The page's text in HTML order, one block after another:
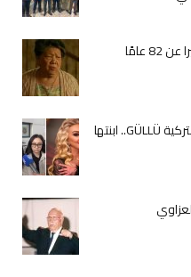
عامًا
تفاصيل صادمة في وفاة المغنية التركية GÜLLÜ.. ابنتها